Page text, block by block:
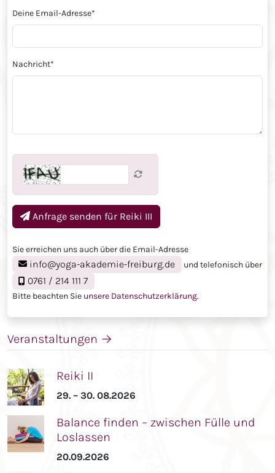
Deine Email-Adresse*
Nachricht*
Anfrage senden für Reiki III
Sie erreichen uns auch über die Email-Adresse
info@yoga-akademie-freiburg.de und telefonisch über
0761 / 214 111 7
Bitte beachten Sie unsere Datenschutzerklärung.
Veranstaltungen →
Reiki II
29. – 30. 08.2026
Balance finden – zwischen Fülle und
Loslassen
20.09.2026